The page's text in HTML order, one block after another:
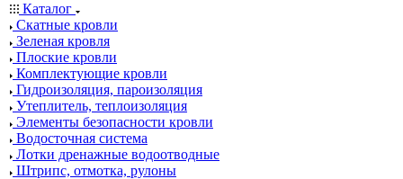
Каталог
Скатные кровли
Зеленая кровля
Плоские кровли
Комплектующие кровли
Гидроизоляция, пароизоляция
Утеплитель, теплоизоляция
Элементы безопасности кровли
Водосточная система
Лотки дренажные водоотводные
Штрипс, отмотка, рулоны